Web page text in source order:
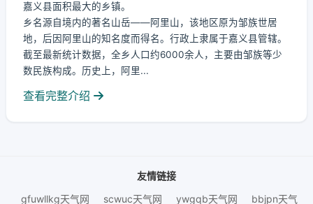
嘉义县面积最大的乡镇。
乡名源自境内的著名山岳——阿里山，该地区原为邹族世居
地，后因阿里山的知名度而得名。行政上隶属于嘉义县管辖。
截至最新统计数据，全乡人口约6000余人，主要由邹族等少
数民族构成。历史上，阿里...
查看完整介绍
友情链接
gfuwllkg天气网
scwuc天气网 ywgqb天气网 bbjpn天气